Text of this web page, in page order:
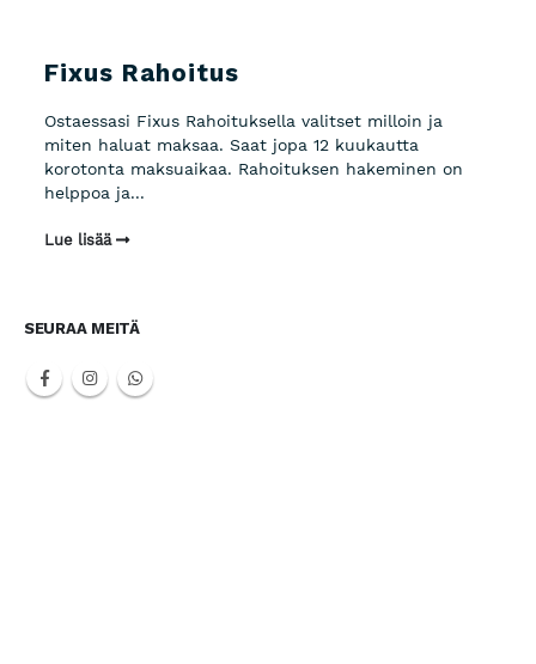
Fixus Rahoitus
Ostaessasi Fixus Rahoituksella valitset milloin ja
miten haluat maksaa. Saat jopa 12 kuukautta
korotonta maksuaikaa. Rahoituksen hakeminen on
helppoa ja...
Lue lisää
SEURAA MEITÄ